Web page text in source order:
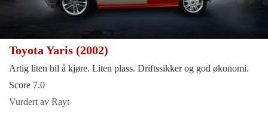
Toyota Yaris (2002)
Artig liten bil å kjøre. Liten plass. Driftssikker og god økonomi.
Score 7.0
Vurdert av Rayt